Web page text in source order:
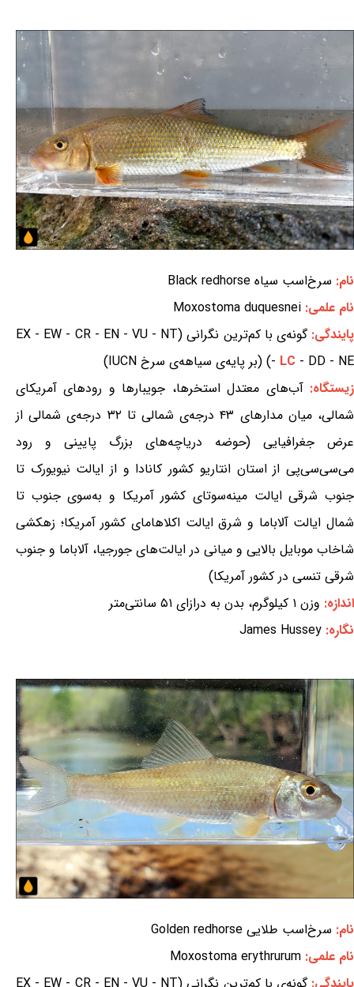
نام: سرخ‌اسب سیاه Black redhorse
نام علمی: Moxostoma duquesnei
پایندگی:
گونه‌ی با کم‌ترین نگرانی (EX - EW - CR - EN - VU - NT
- LC - DD - NE) (بر پایه‌ی سیاهه‌ی سرخ IUCN)
زیستگاه:آب‌های معتدل استخرها، جویبارها و رودهای آمریکای
شمالی، میان مدارهای ۴۳ درجه‌ی شمالی تا ۳۲ درجه‌ی شمالی از
عرض جغرافیایی (حوضه دریاچه‌های بزرگ پایینی و رود
می‌سی‌سی‌پی از استان انتاریو کشور کانادا و از ایالت نیویورک تا
جنوب شرقی ایالت مینه‌سوتای کشور آمریکا و به‌سوی جنوب تا
شمال ایالت آلاباما و شرق ایالت اکلاهامای کشور آمریکا؛ زهکشی
شاخاب موبایل بالایی و میانی در ایالت‌های جورجیا، آلاباما و جنوب
شرقی تنسی در کشور آمریکا)
اندازه: وزن ۱ کیلوگرم، بدن به درازای ۵۱ سانتی‌متر
نگاره: James Hussey
نام: سرخ‌اسب طلایی Golden redhorse
نام علمی: Moxostoma erythrurum